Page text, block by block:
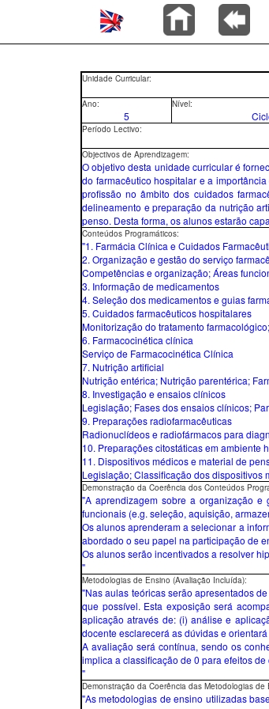
Unidade Curricular:
Ano: Nível:
5
Período Lectivo:
Objectivos de Aprendizagem:
O objetivo desta unidade curricular é
do farmacêutico hospitalar e a
profissão no âmbito dos cuidados
delineamento e preparação da nutrição
penso. Desta forma, os alunos estarão
Conteúdos Programáticos:
"1. Farmácia Clínica e Cuidados
2. Organização e gestão do serviço
Competências e organização; Áreas
3. Informação de medicamentos
4. Seleção dos medicamentos e guias
5. Cuidados farmacêuticos hospitalares
Monitorização do tratamento
6. Farmacocinética clínica
Serviço de Farmacocinética Clínica
7. Nutrição artificial
Nutrição entérica; Nutrição parentérica;
8. Investigação e ensaios clínicos
Legislação; Fases dos ensaios clínicos;
9. Preparações radiofarmacêuticas
Radionuclídeos e radiofármacos para
10. Preparações citostáticas em ambiente
11. Dispositivos médicos e material de
Legislação; Classificação dos dispositivos
Demonstração da Coerência dos Conteúdos
"A aprendizagem sobre a organização e
funcionais (e.g. seleção, aquisição,
Os alunos aprenderam a selecionar a
abordado o seu papel na participação de
Os alunos serão incentivados a resolver
"
Metodologias de Ensino (Avaliação Incluída):
"Nas aulas teóricas serão apresentados
que possível. Esta exposição será
aplicação através de: (i) análise e
docente esclarecerá as dúvidas e
A avaliação será contínua, sendo os
implica a classificação de 0 para efeitos
"
Demonstração da Coerência das Metodologias
"As metodologias de ensino utilizadas